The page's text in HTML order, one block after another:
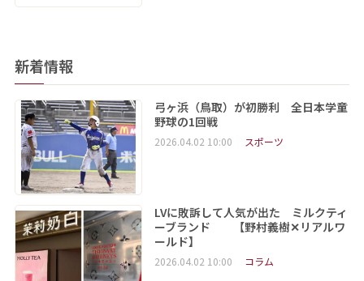
新着情報
弓ヶ浜（鳥取）が初勝利 全日本学童
野球の1回戦
2026.04.02 10:00 スポーツ
LVに敗訴して人気が出た ミルクティ
ーブランド 【野村義樹✕リアルワ
ールド】
2026.04.02 10:00 コラム